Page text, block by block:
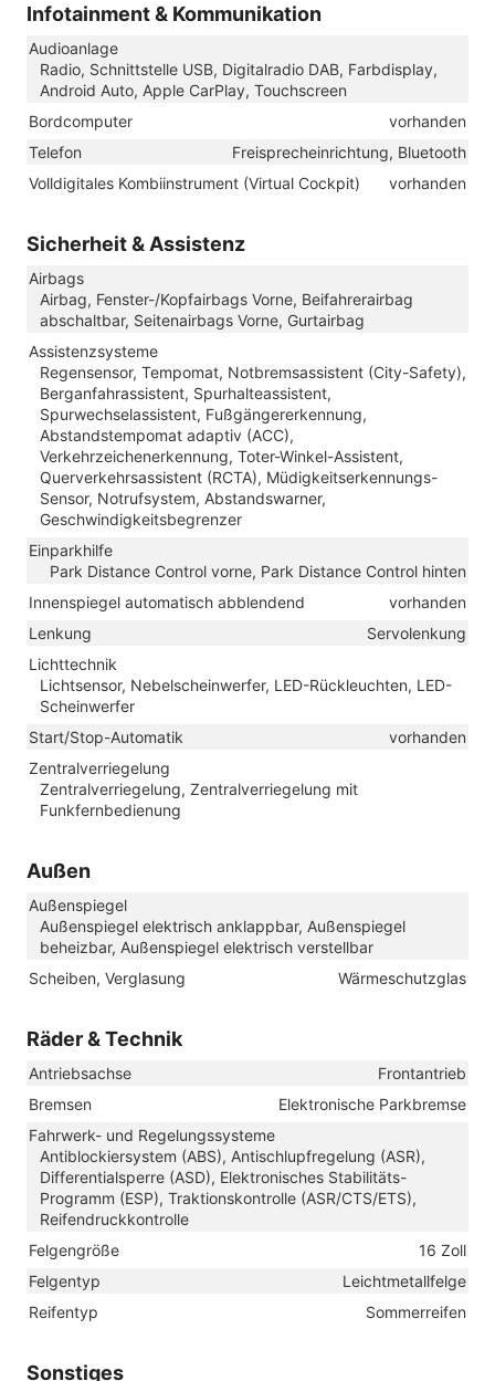
Infotainment & Kommunikation
Audioanlage
Radio, Schnittstelle USB, Digitalradio DAB, Farbdisplay,
Android Auto, Apple CarPlay, Touchscreen
Bordcomputer
vorhanden
Telefon
Freisprecheinrichtung, Bluetooth
Volldigitales Kombiinstrument (Virtual Cockpit)
vorhanden
Sicherheit & Assistenz
Airbags
Airbag, Fenster-/Kopfairbags Vorne, Beifahrerairbag
abschaltbar, Seitenairbags Vorne, Gurtairbag
Assistenzsysteme
Regensensor, Tempomat, Notbremsassistent (City-Safety),
Berganfahrassistent, Spurhalteassistent,
Spurwechselassistent, Fußgängererkennung,
Abstandstempomat adaptiv (ACC),
Verkehrzeichenerkennung, Toter-Winkel-Assistent,
Querverkehrsassistent (RCTA), Müdigkeitserkennungs-
Sensor, Notrufsystem, Abstandswarner,
Geschwindigkeitsbegrenzer
Einparkhilfe
Park Distance Control vorne, Park Distance Control hinten
Innenspiegel automatisch abblendend
vorhanden
Lenkung
Servolenkung
Lichttechnik
Lichtsensor, Nebelscheinwerfer, LED-Rückleuchten, LED-
Scheinwerfer
Start/Stop-Automatik
vorhanden
Zentralverriegelung
Zentralverriegelung, Zentralverriegelung mit
Funkfernbedienung
Außen
Außenspiegel
Außenspiegel elektrisch anklappbar, Außenspiegel
beheizbar, Außenspiegel elektrisch verstellbar
Scheiben, Verglasung
Wärmeschutzglas
Räder & Technik
Antriebsachse
Frontantrieb
Bremsen
Elektronische Parkbremse
Fahrwerk- und Regelungssysteme
Antiblockiersystem (ABS), Antischlupfregelung (ASR),
Differentialsperre (ASD), Elektronisches Stabilitäts-
Programm (ESP), Traktionskontrolle (ASR/CTS/ETS),
Reifendruckkontrolle
Felgengröße
16 Zoll
Felgentyp
Leichtmetallfelge
Reifentyp
Sommerreifen
Sonstiges